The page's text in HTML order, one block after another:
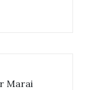
Marai